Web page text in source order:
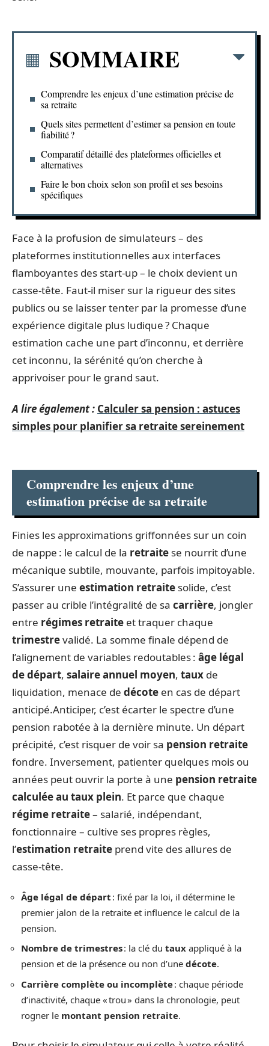
SOMMAIRE
Comprendre les enjeux d’une estimation précise de
sa retraite
Quels sites permettent d’estimer sa pension en toute
fiabilité ?
Comparatif détaillé des plateformes officielles et
alternatives
Faire le bon choix selon son profil et ses besoins
spécifiques
Face à la profusion de simulateurs – des
plateformes institutionnelles aux interfaces
flamboyantes des start-up – le choix devient un
casse-tête. Faut-il miser sur la rigueur des sites
publics ou se laisser tenter par la promesse d’une
expérience digitale plus ludique ? Chaque
estimation cache une part d’inconnu, et derrière
cet inconnu, la sérénité qu’on cherche à
apprivoiser pour le grand saut.
A lire également : Calculer sa pension : astuces
simples pour planifier sa retraite sereinement
Comprendre les enjeux d’une
estimation précise de sa retraite
Finies les approximations griffonnées sur un coin
de nappe : le calcul de la retraite se nourrit d’une
mécanique subtile, mouvante, parfois impitoyable.
S’assurer une estimation retraite solide, c’est
passer au crible l’intégralité de sa carrière, jongler
entre régimes retraite et traquer chaque
trimestrevalidé. La somme finale dépend de
l’alignement de variables redoutables : âge légal
de départ, salaire annuel moyen, taux de
liquidation, menace de décote en cas de départ
anticipé.Anticiper, c’est écarter le spectre d’une
pension rabotée à la dernière minute. Un départ
précipité, c’est risquer de voir sa pension retraite
fondre. Inversement, patienter quelques mois ou
années peut ouvrir la porte à une pension retraite
calculée au taux plein. Et parce que chaque
régime retraite– salarié, indépendant,
fonctionnaire – cultive ses propres règles,
l’estimation retraite prend vite des allures de
casse-tête.
Âge légal de départ : fixé par la loi, il détermine le
premier jalon de la retraite et influence le calcul de la
pension.
Nombre de trimestres: la clé du taux appliqué à la
pension et de la présence ou non d’une décote.
Carrière complète ou incomplète: chaque période
d’inactivité, chaque « trou » dans la chronologie, peut
rogner le montant pension retraite.